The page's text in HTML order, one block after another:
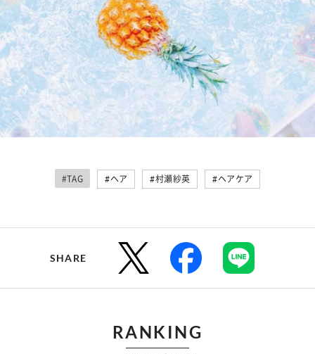
#TAG #ヘア #村瀬紗英 #ヘアケア
SHARE
RANKING